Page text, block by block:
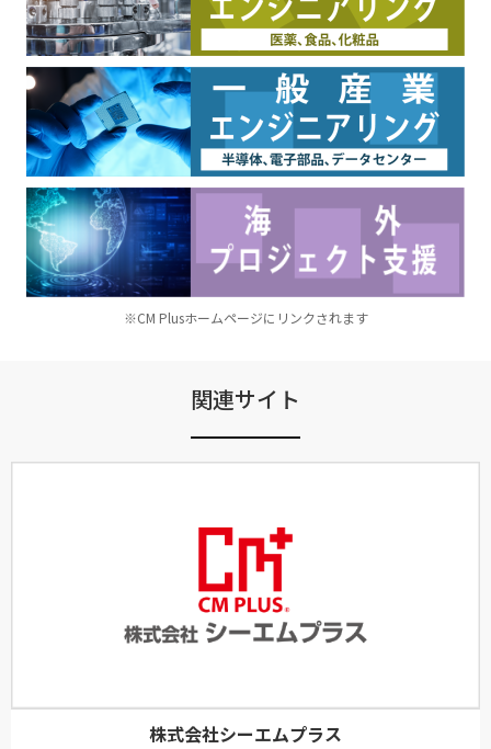
※CM Plusホームページにリンクされます
関連サイト
株式会社シーエムプラス